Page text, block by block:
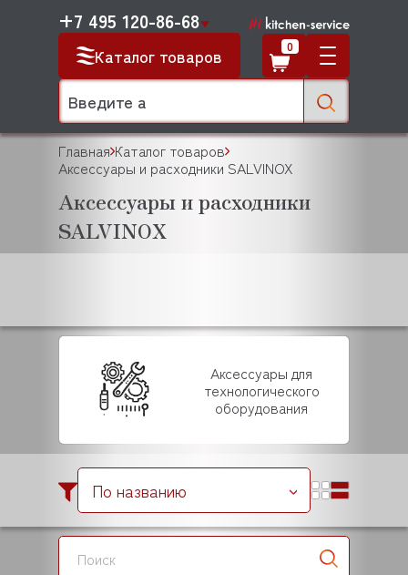
Каталог товаров
+7 495 120-86-68
0
Главная Каталог товаров
Аксессуары и расходники SALVINOX
Аксессуары и расходники
SALVINOX
Аксессуары для
технологического
оборудования
По названию